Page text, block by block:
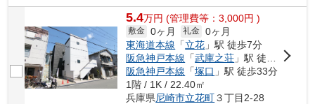
5.4万円 (管理費等：3,000円 )
敷金 0ヶ月 礼金 0ヶ月
東海道本線 「立花 」駅 徒歩7分
阪急神戸本線 「武庫之荘 」駅 徒歩20分
阪急神戸本線 「塚口 」駅 徒歩33分
1階 / 1K / 22.40㎡
兵庫県尼崎市立花町３丁目2-28